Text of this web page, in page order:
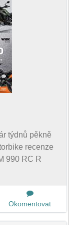
týdnů pěkně
recenze
990 RC R
Okomentovat